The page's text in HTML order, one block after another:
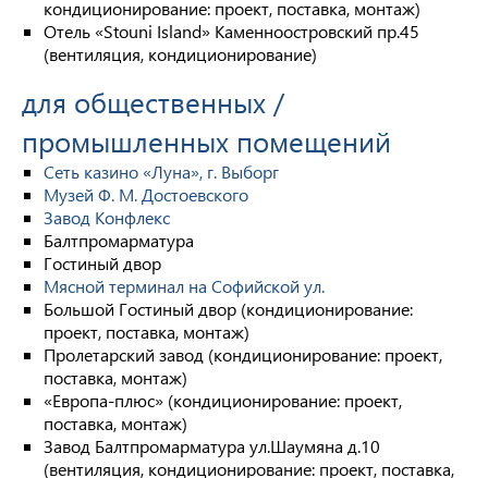
кондиционирование: проект, поставка, монтаж)
Отель «Stouni Island» Каменноостровский пр.45
(вентиляция, кондиционирование)
для общественных /
промышленных помещений
Cеть казино «Луна», г. Выборг
Музей Ф. М. Достоевского
Завод Конфлекс
Балтпромарматура
Гостиный двор
Мясной терминал на Софийской ул.
Большой Гостиный двор (кондиционирование:
проект, поставка, монтаж)
Пролетарский завод (кондиционирование: проект,
поставка, монтаж)
«Европа-плюс» (кондиционирование: проект,
поставка, монтаж)
Завод Балтпромарматура ул.Шаумяна д.10
(вентиляция, кондиционирование: проект, поставка,